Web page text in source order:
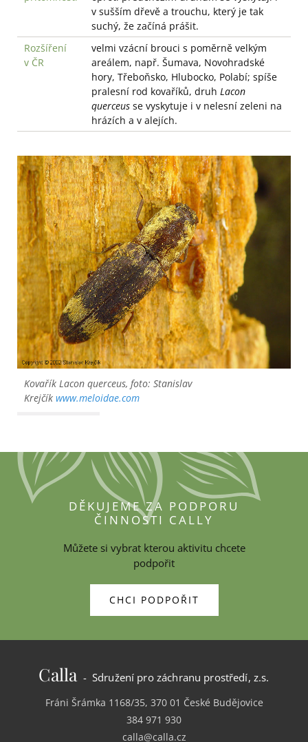
v sušším dřevě a trouchu, který je tak
suchý, že začíná prášit.
Rozšíření
v ČR
velmi vzácní brouci s poměrně velkým
areálem, např. Šumava, Novohradské
hory, Třeboňsko, Hlubocko, Polabí; spíše
pralesní rod kovaříků, druh Lacon
querceus se vyskytuje i v nelesní zeleni na
hrázích a v alejích.
Kovařík Lacon querceus, foto: Stanislav
Krejčík www.meloidae.com
DĚKUJEME ZA PODPORU
ČINNOSTI CALLY
Můžete si vybrat kterou aktivitu chcete
podpořit
CHCI PODPOŘIT
Calla - Sdružení pro záchranu prostředí, z.s.
Fráni Šrámka 1168/35, 370 01 České Budějovice
384 971 930
calla@calla.cz